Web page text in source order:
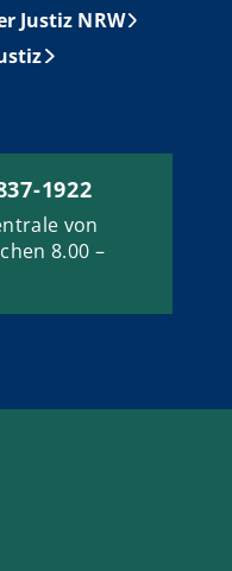
Justiz NRW
1922
von
8.00 –